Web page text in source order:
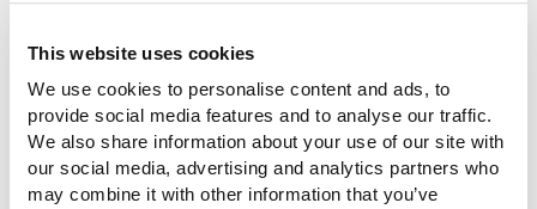
This website uses cookies
We use cookies to personalise content and ads, to
provide social media features and to analyse our traffic.
We also share information about your use of our site with
our social media, advertising and analytics partners who
may combine it with other information that you’ve
Mehr Information